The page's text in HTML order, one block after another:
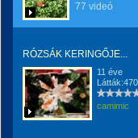
77 videó
RÓZSÁK KERINGŐJE...
11 éve
Látták:470
camimic